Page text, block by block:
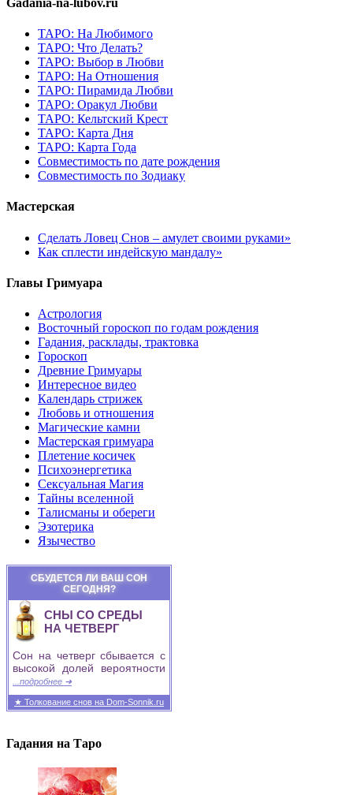
Gadania-na-lubov.ru
ТАРО: На Любимого
ТАРО: Что Делать?
ТАРО: Выбор в Любви
ТАРО: На Отношения
ТАРО: Пирамида Любви
ТАРО: Оракул Любви
ТАРО: Кельтский Крест
ТАРО: Карта Дня
ТАРО: Карта Года
Cовместимость по дате рождения
Cовместимость по Зодиаку
Мастерская
Сделать Ловец Снов – амулет своими руками»
Как сплести индейскую мандалу»
Главы Гримуара
Астрология
Восточный гороскоп по годам рождения
Гадания, расклады, трактовка
Гороскоп
Древние Гримуары
Интересное видео
Календарь стрижек
Любовь и отношения
Магические камни
Мастерская гримуара
Плетение косичек
Психоэнергетика
Сексуальная Магия
Тайны вселенной
Талисманы и обереги
Эзотерика
Язычество
СБУДЕТСЯ ЛИ ВАШ СОН
СЕГОДНЯ?
СНЫ СО СРЕДЫ
НА ЧЕТВЕРГ
Сон на четверг сбывается с
высокой долей вероятности
...подробнее ➜
★ Толкование снов на Dom-Sonnik.ru
Гадания на Таро